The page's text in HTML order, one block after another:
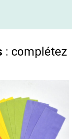
: complétez